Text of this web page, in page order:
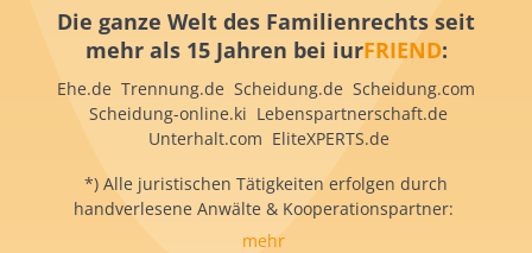
Die ganze Welt des Familienrechts seit
mehr als 15 Jahren bei iurFRIEND:
Ehe.de Trennung.de Scheidung.de Scheidung.com
Scheidung-online.ki Lebenspartnerschaft.de
Unterhalt.com EliteXPERTS.de
*) Alle juristischen Tätigkeiten erfolgen durch
handverlesene Anwälte & Kooperationspartner:
mehr